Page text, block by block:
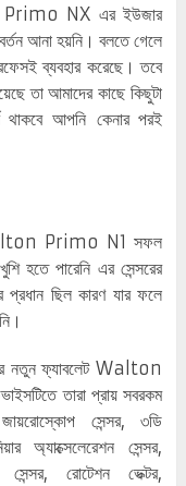
Primo NX এর ইউজার
আনা হয়নি। বলতে গেলে
ব্যবহার করেছে। তবে
তা আমাদের কাছে কিছুটা
থাকবে আপনি কেনার পরই
Primo N1 সফল
হতে পারেনি এর সেন্সরের
ছিল কারণ যার ফলে
নতুন ফ্যাবলেট Walton
তারা প্রায় সবরকম
সেন্সর, ৩ডি
অ্যাক্সেলেরেশন সেন্সর,
সেন্সর, রোটেশন ভেক্টর,